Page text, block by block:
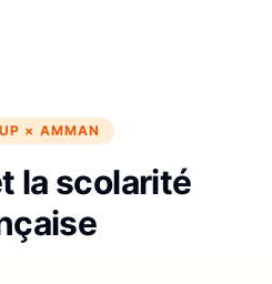
× AMMAN
la scolarité